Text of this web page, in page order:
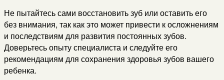
Не пытайтесь сами восстановить зуб или оставить его
без внимания, так как это может привести к осложнениям
и последствиям для развития постоянных зубов.
Доверьтесь опыту специалиста и следуйте его
рекомендациям для сохранения здоровья зубов вашего
ребенка.